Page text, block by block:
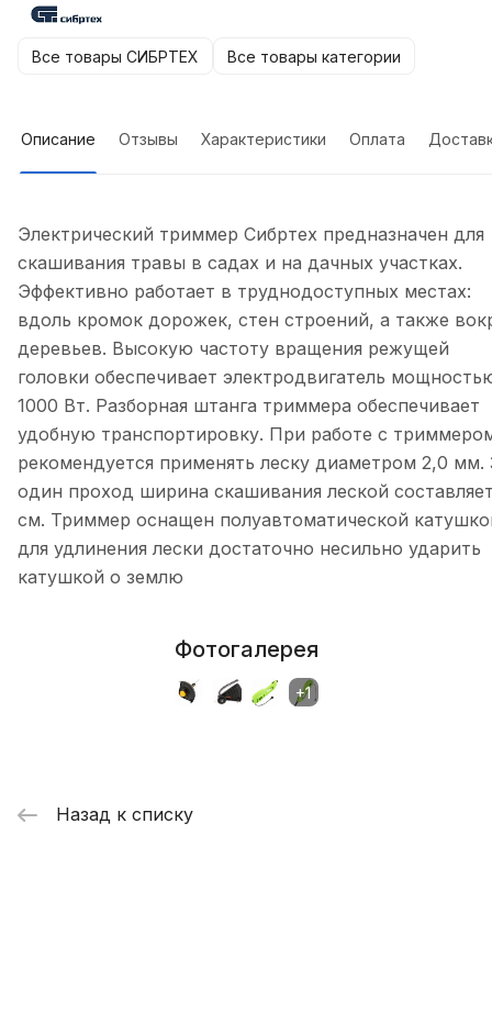
Все товары СИБРТЕХ Все товары категории
Описание Отзывы Характеристики Оплата
Электрический триммер Сибртех предназначен для
скашивания травы в садах и на дачных участках.
Эффективно работает в труднодоступных местах:
вдоль кромок дорожек, стен строений, а также
деревьев. Высокую частоту вращения режущей
головки обеспечивает электродвигатель
1000 Вт. Разборная штанга триммера обеспечивает
удобную транспортировку. При работе с
рекомендуется применять леску диаметром 2,0 мм.
один проход ширина скашивания леской
см. Триммер оснащен полуавтоматической
для удлинения лески достаточно несильно ударить
катушкой о землю
Фотогалерея
Назад к списку